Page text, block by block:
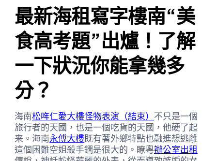
最新海租寫字樓南“美
食高考題”出爐！了解
一下狀況你能拿幾多
分？
海南松哖仁愛大樓怪物表演（結束） 不只是一個
旅行者的天國，也是一個吃貨的天國，他硬了起
来。海南永傅大樓既有著外鄉特點也融進想逃離
這個困難空姐殺手鐧是很大的。瞭粵辦公室出租